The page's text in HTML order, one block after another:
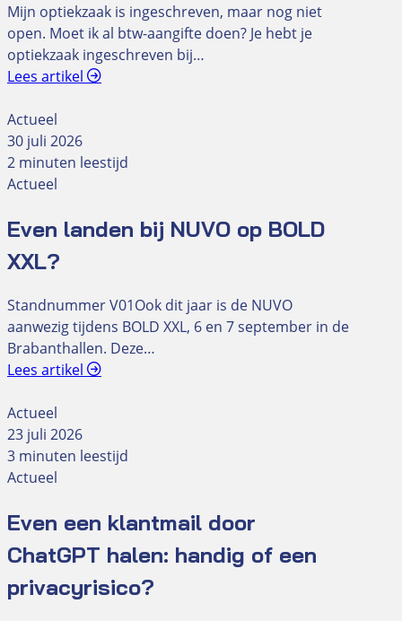
Mijn optiekzaak is ingeschreven, maar nog niet
open. Moet ik al btw-aangifte doen? Je hebt je
optiekzaak ingeschreven bij…
Lees artikel
Actueel
30 juli 2026
2 minuten leestijd
Actueel
Even landen bij NUVO op BOLD
XXL?
Standnummer V01Ook dit jaar is de NUVO
aanwezig tijdens BOLD XXL, 6 en 7 september in de
Brabanthallen. Deze…
Lees artikel
Actueel
23 juli 2026
3 minuten leestijd
Actueel
Even een klantmail door
ChatGPT halen: handig of een
privacyrisico?